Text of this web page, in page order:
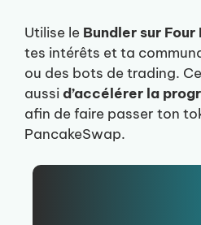
Utilise le Bundler sur Four
tes intérêts et ta
ou des bots de trading.
aussi d’accélérer la
afin de faire passer ton
PancakeSwap.